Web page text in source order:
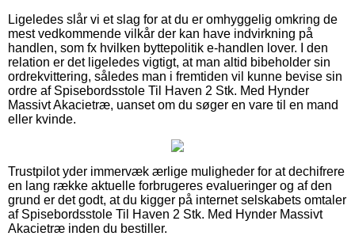
Ligeledes slår vi et slag for at du er omhyggelig omkring de
mest vedkommende vilkår der kan have indvirkning på
handlen, som fx hvilken byttepolitik e-handlen lover. I den
relation er det ligeledes vigtigt, at man altid bibeholder sin
ordrekvittering, således man i fremtiden vil kunne bevise sin
ordre af Spisebordsstole Til Haven 2 Stk. Med Hynder
Massivt Akacietræ, uanset om du søger en vare til en mand
eller kvinde.
Trustpilot yder immervæk ærlige muligheder for at dechifrere
en lang række aktuelle forbrugeres evalueringer og af den
grund er det godt, at du kigger på internet selskabets omtaler
af Spisebordsstole Til Haven 2 Stk. Med Hynder Massivt
Akacietræ inden du bestiller.